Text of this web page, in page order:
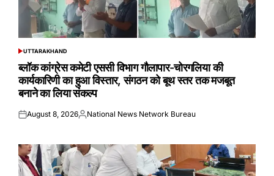
POSTED
UTTARAKHAND
ब्लॉक कांग्रेस कमेटी एससी विभाग गौलापार-चोरगलिया की
कार्यकारिणी का हुआ विस्तार, संगठन को बूथ स्तर तक मजबूत
बनाने का लिया संकल्प
Posted
August 8, 2026Posted
National News Network Bureau